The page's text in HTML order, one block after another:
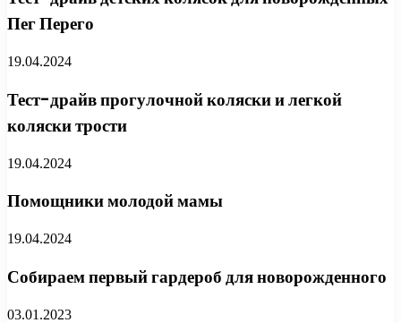
Пег Перего
19.04.2024
Тест-драйв прогулочной коляски и легкой
коляски трости
19.04.2024
Помощники молодой мамы
19.04.2024
Собираем первый гардероб для новорожденного
03.01.2023